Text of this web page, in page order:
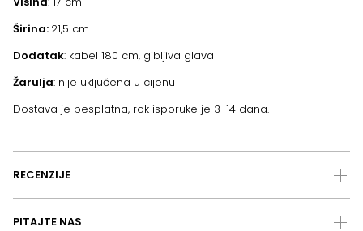
Širina: 21,5 cm
Dodatak: kabel 180 cm, gibljiva glava
Žarulja: nije uključena u cijenu
Dostava je besplatna, rok isporuke je 3-14 dana.
RECENZIJE
PITAJTE NAS